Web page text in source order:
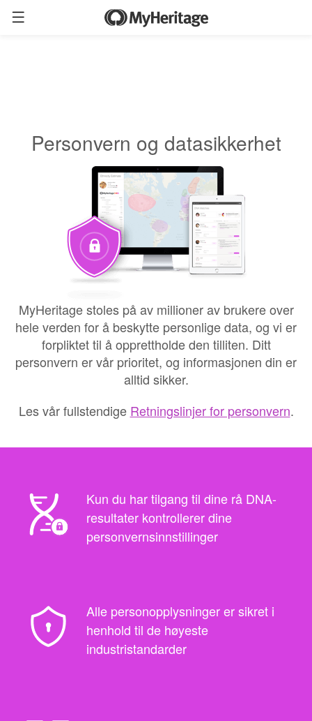
Personvern og datasikkerhet
MyHeritage stoles på av millioner av brukere over
hele verden for å beskytte personlige data, og vi er
forpliktet til å opprettholde den tilliten. Ditt
personvern er vår prioritet, og informasjonen din er
alltid sikker.
Les vår fullstendige Retningslinjer for personvern.
Kun du har tilgang til dine rå DNA-
resultater kontrollerer dine
personvernsinnstillinger
Alle personopplysninger er sikret i
henhold til de høyeste
industristandarder